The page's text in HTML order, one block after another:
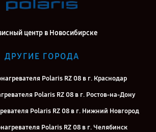
центр в Новосибирске
ДРУГИЕ ГОРОДА
Polaris RZ 08 в г. Краснодар
Polaris RZ 08 в г. Ростов-на-Дону
Polaris RZ 08 в г. Нижний Новгород
Polaris RZ 08 в г. Челябинск